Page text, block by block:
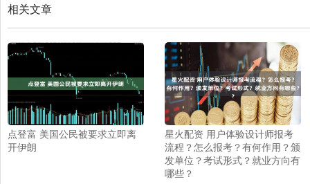
相关文章
点登富 美国公民被要求立即离
开伊朗
星火配资 用户体验设计师报考
流程？怎么报考？有何作用？颁
发单位？考试形式？就业方向有
哪些？